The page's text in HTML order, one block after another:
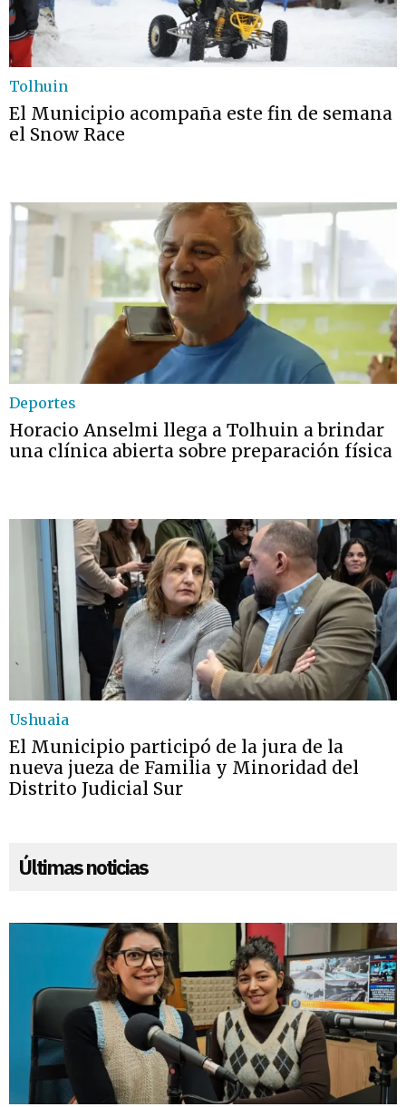
Tolhuin
El Municipio acompaña este fin de semana
el Snow Race
Deportes
Horacio Anselmi llega a Tolhuin a brindar
una clínica abierta sobre preparación física
Ushuaia
El Municipio participó de la jura de la
nueva jueza de Familia y Minoridad del
Distrito Judicial Sur
Últimas noticias